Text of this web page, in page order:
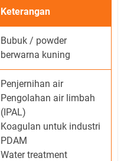
Keterangan
Bubuk / powder
berwarna kuning
Penjernihan air
Pengolahan air limbah
(IPAL)
Koagulan untuk industri
PDAM
Water treatment